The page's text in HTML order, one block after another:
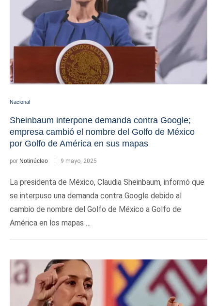
Nacional
Sheinbaum interpone demanda contra Google;
empresa cambió el nombre del Golfo de México
por Golfo de América en sus mapas
por Notinúcleo 9 mayo, 2025
La presidenta de México, Claudia Sheinbaum, informó que
se interpuso una demanda contra Google debido al
cambio de nombre del Golfo de México a Golfo de
América en los mapas …